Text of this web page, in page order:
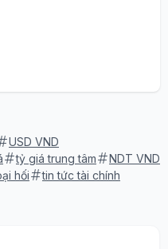
USD VND
tỷ giá trung tâm
NDT VND
hối tin tức tài chính